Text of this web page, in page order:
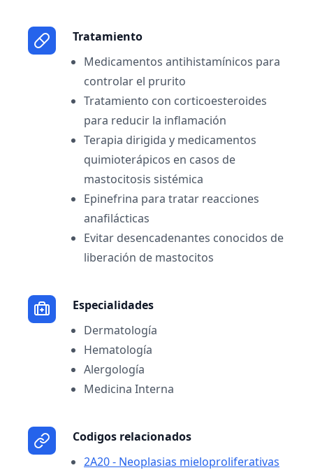
Tratamiento
Medicamentos antihistamínicos para
controlar el prurito
Tratamiento con corticoesteroides
para reducir la inflamación
Terapia dirigida y medicamentos
quimioterápicos en casos de
mastocitosis sistémica
Epinefrina para tratar reacciones
anafilácticas
Evitar desencadenantes conocidos de
liberación de mastocitos
Especialidades
Dermatología
Hematología
Alergología
Medicina Interna
Codigos relacionados
2A20 - Neoplasias mieloproliferativas